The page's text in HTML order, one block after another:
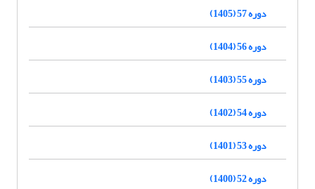
دوره 57 (1405)
دوره 56 (1404)
دوره 55 (1403)
دوره 54 (1402)
دوره 53 (1401)
دوره 52 (1400)